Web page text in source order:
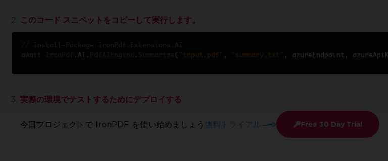
レンダリングオプション
カスタム余白の設定
グレースケール
PDFレイアウトを改善
用紙に合わせる & ズーム
PDFオブジェクトを編集
このコード スニペットをコピーして実行します。
// Install-Package IronPdf.Extensions.AI
await
IronPdf . AI . PdfAIEngine . Summarize( "input.pdf" , "summary.txt" , azureEndpoint ,
実際の環境でテストするためにデプロイする
今日プロジェクトで IronPDF を使い始めましょう 無料トライアル Free 30 Day Trial